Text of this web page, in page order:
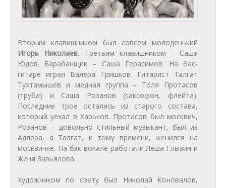
Вторым клавишником был совсем молоденький
Игорь Николаев. Третьим клавишником - Саша
Юдов. Барабанщик – Саша Герасимов. На бас-
гитаре играл Валера Гришков. Гитарист Талгат
Тухтамышев и медная группа – Толя Протасов
(труба) и Саша Розанов (саксофон, флейта).
Последние трое остались из старого состава,
который уехал в Харьков. Протасов был москвич,
Розанов – довольно стильный музыкант, был из
Адлера, а Талгат, к тому времени, женился на
москвичке. На бэк-вокале работали Леша Глызин и
Женя Завьялова.
Художником по свету был Николай Коновалов,